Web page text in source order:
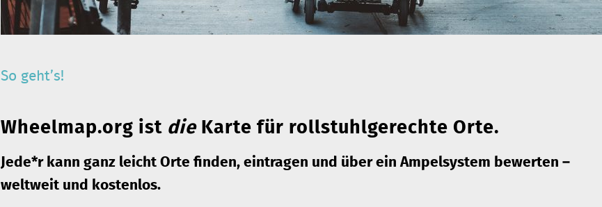
So geht’s!
Wheelmap.org ist dieKarte für rollstuhlgerechte Orte.
Jede*r kann ganz leicht Orte finden, eintragen und über ein Ampelsystem bewerten –
weltweit und kostenlos.